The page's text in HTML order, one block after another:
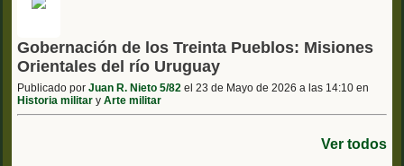
Gobernación de los Treinta Pueblos: Misiones
Orientales del río Uruguay
Publicado por Juan R. Nieto 5/82 el 23 de Mayo de 2026 a las 14:10 en
Historia militar y Arte militar
Ver todos